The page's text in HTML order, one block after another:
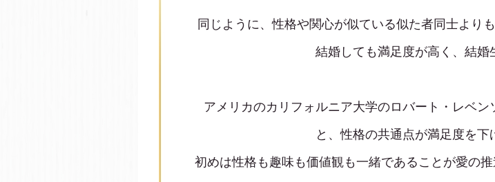
同じように、性格や関心が似ている似た者同士より
結婚しても満足度が高く、結婚
アメリカのカリフォルニア大学のロバート・レベ
と、性格の共通点が満足度を下
初めは性格も趣味も価値観も一緒であることが愛の